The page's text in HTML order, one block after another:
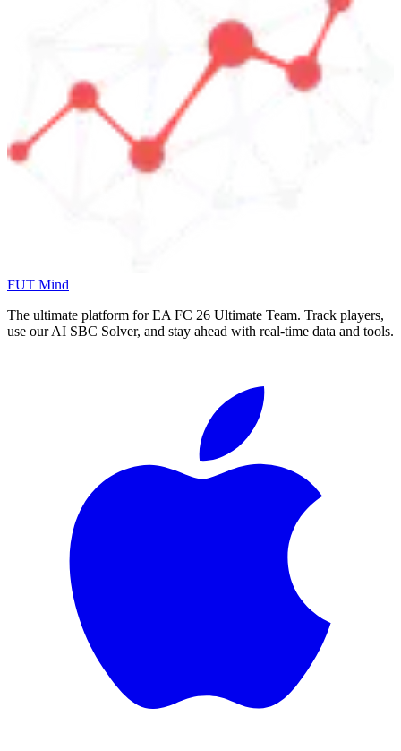
FUT Mind
The ultimate platform for EA FC 26 Ultimate Team. Track players,
use our AI SBC Solver, and stay ahead with real-time data and tools.